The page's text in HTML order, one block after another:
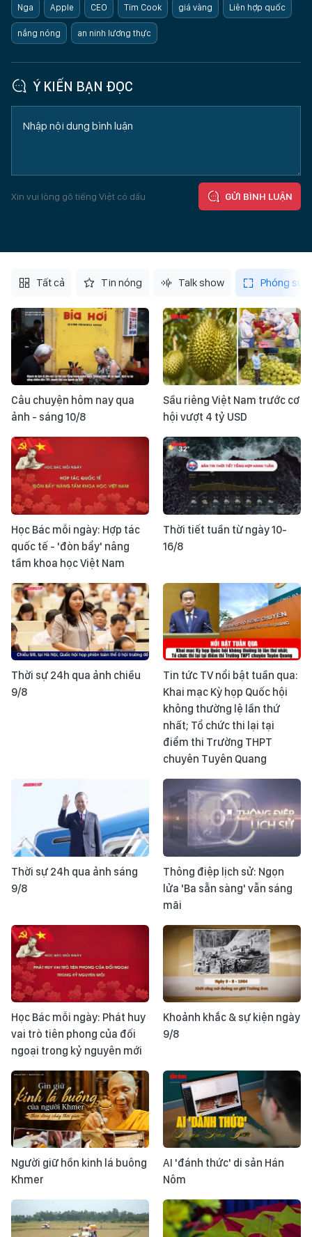
Nga Apple CEO Tim Cook giá vàng Liên hợp quốc
nắng nóng an ninh lương thực
Ý KIẾN BẠN ĐỌC
Xin vui lòng gõ tiếng Việt có dấu GỬI BÌNH LUẬN
Tất cả Tin nóng Talk show Phóng sự
Câu chuyện hôm nay qua
ảnh - sáng 10/8
Sầu riêng Việt Nam trước cơ
hội vượt 4 tỷ USD
Học Bác mỗi ngày: Hợp tác
quốc tế - 'đòn bẩy' nâng
tầm khoa học Việt Nam
Thời tiết tuần từ ngày 10-
16/8
Thời sự 24h qua ảnh chiều
9/8
Tin tức TV nổi bật tuần qua:
Khai mạc Kỳ họp Quốc hội
không thường lệ lần thứ
nhất; Tổ chức thi lại tại
điểm thi Trường THPT
chuyên Tuyên Quang
Thời sự 24h qua ảnh sáng
9/8
Thông điệp lịch sử: Ngọn
lửa 'Ba sẵn sàng' vẫn sáng
mãi
Học Bác mỗi ngày: Phát huy
vai trò tiên phong của đối
ngoại trong kỷ nguyên mới
Khoảnh khắc & sự kiện ngày
9/8
Người giữ hồn kinh lá buông
Khmer
AI 'đánh thức' di sản Hán
Nôm